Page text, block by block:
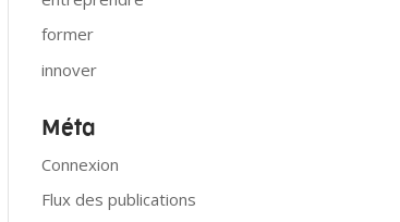
former
innover
Méta
Connexion
Flux des publications